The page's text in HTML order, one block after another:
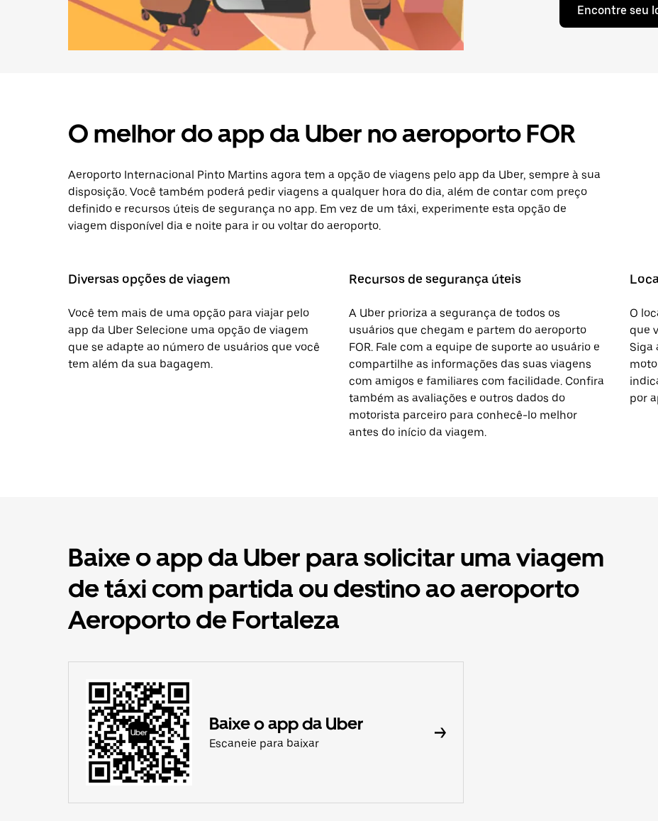
Encontre seu
O melhor do app da Uber no aeroporto FOR
Aeroporto Internacional Pinto Martins agora tem a opção de viagens pelo app da Uber, sempre à sua
disposição. Você também poderá pedir viagens a qualquer hora do dia, além de contar com preço
definido e recursos úteis de segurança no app. Em vez de um táxi, experimente esta opção de
viagem disponível dia e noite para ir ou voltar do aeroporto.
Diversas opções de viagem
Você tem mais de uma opção para viajar pelo
app da Uber Selecione uma opção de viagem
que se adapte ao número de usuários que você
tem além da sua bagagem.
Recursos de segurança úteis
A Uber prioriza a segurança de todos os
usuários que chegam e partem do aeroporto
FOR. Fale com a equipe de suporte ao usuário e
compartilhe as informações das suas viagens
com amigos e familiares com facilidade. Confira
também as avaliações e outros dados do
motorista parceiro para conhecê-lo melhor
antes do início da viagem.
O
que
Siga
por
Baixe o app da Uber para solicitar uma viagem
de táxi com partida ou destino ao aeroporto
Aeroporto de Fortaleza
Baixe o app da Uber
Escaneie para baixar